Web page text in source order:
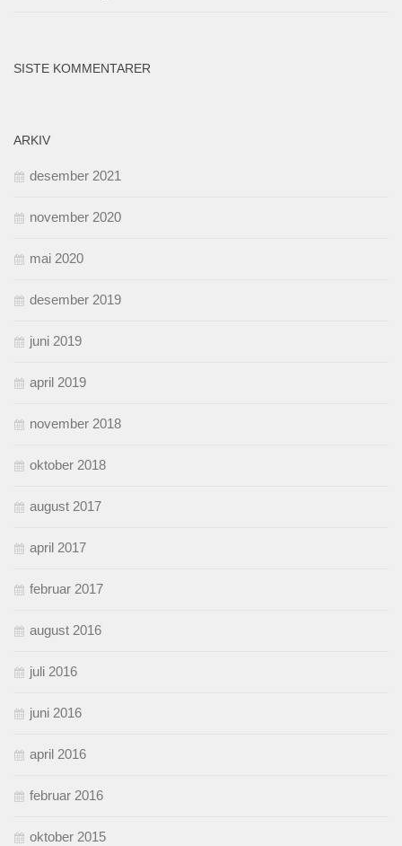
SISTE KOMMENTARER
ARKIV
desember 2021
november 2020
mai 2020
desember 2019
juni 2019
april 2019
november 2018
oktober 2018
august 2017
april 2017
februar 2017
august 2016
juli 2016
juni 2016
april 2016
februar 2016
oktober 2015